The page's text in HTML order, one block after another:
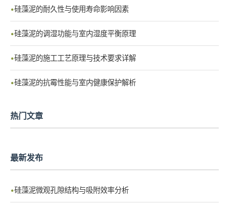
硅藻泥的耐久性与使用寿命影响因素
硅藻泥的调湿功能与室内湿度平衡原理
硅藻泥的施工工艺原理与技术要求详解
硅藻泥的抗霉性能与室内健康保护解析
热门文章
最新发布
硅藻泥微观孔隙结构与吸附效率分析